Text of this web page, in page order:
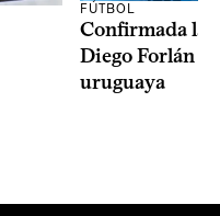
FÚTBOL
Confirmada la
Diego Forlán
uruguaya